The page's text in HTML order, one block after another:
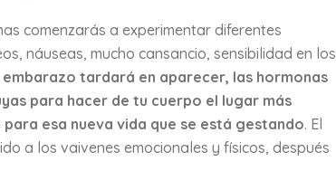
comenzarás a experimentar diferentes
náuseas, mucho cansancio, sensibilidad en los
tardará en aparecer, las hormonas
para hacer de tu cuerpo el lugar más
esa nueva vida que se está gestando. El
a los vaivenes emocionales y físicos, después